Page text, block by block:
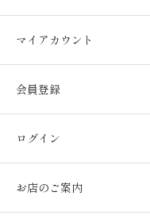
マイアカウント
会員登録
ログイン
お店のご案内